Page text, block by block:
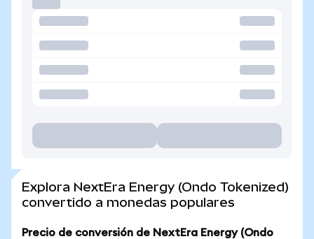
Explora NextEra Energy (Ondo Tokenized)
convertido a monedas populares
Precio de conversión de NextEra Energy (Ondo